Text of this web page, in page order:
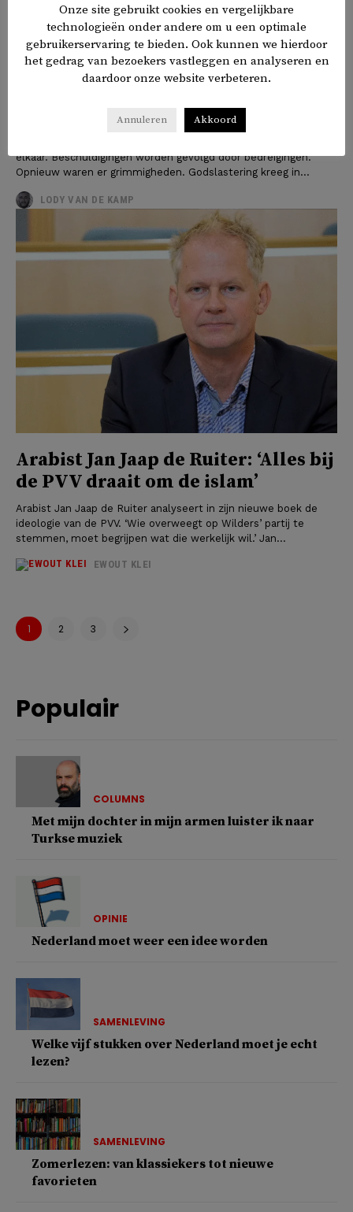
Het verbranden van de Koran
Ons land heeft een nacht gehad met Maccabi en met Ajax.
elkaar. Beschuldigingen worden gevolgd door bedreigingen.
Opnieuw waren er grimmigheden. Godslastering kreeg in...
LODY VAN DE KAMP
Arabist Jan Jaap de Ruiter: ‘Alles bij
de PVV draait om de islam’
Arabist Jan Jaap de Ruiter analyseert in zijn nieuwe boek de
ideologie van de PVV. ‘Wie overweegt op Wilders’ partij te
stemmen, moet begrijpen wat die werkelijk wil.’ Jan...
EWOUT KLEI
1 2 3
Populair
COLUMNS
Met mijn dochter in mijn armen luister ik naar
Turkse muziek
OPINIE
Nederland moet weer een idee worden
SAMENLEVING
Welke vijf stukken over Nederland moet je echt
lezen?
SAMENLEVING
Zomerlezen: van klassiekers tot nieuwe
favorieten
Onze site gebruikt cookies en vergelijkbare
technologieën onder andere om u een optimale
gebruikerservaring te bieden. Ook kunnen we hierdoor
het gedrag van bezoekers vastleggen en analyseren en
daardoor onze website verbeteren.
Annuleren Akkoord